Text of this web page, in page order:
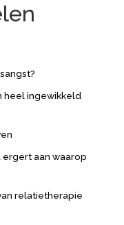
heel ingewikkeld
ergert aan waarop
relatietherapie